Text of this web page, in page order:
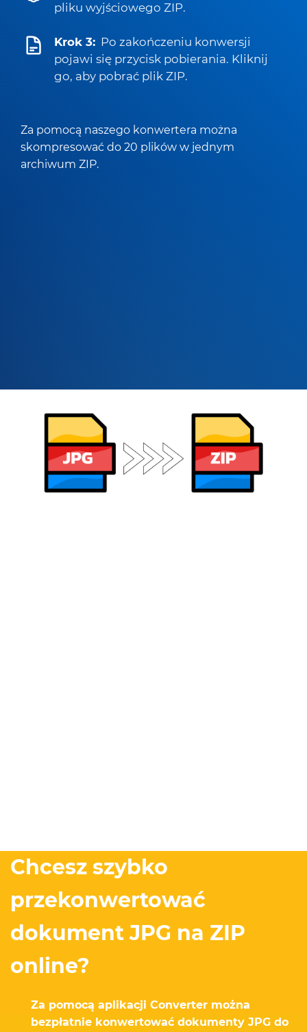
pliku wyjściowego ZIP.
Krok 3: Po zakończeniu konwersji
pojawi się przycisk pobierania. Kliknij
go, aby pobrać plik ZIP.
Za pomocą naszego konwertera można
skompresować do 20 plików w jednym
archiwum ZIP.
Chcesz szybko
przekonwertować
dokument JPG na ZIP
online?
Za pomocą aplikacji Converter można
bezpłatnie konwertować dokumenty JPG do